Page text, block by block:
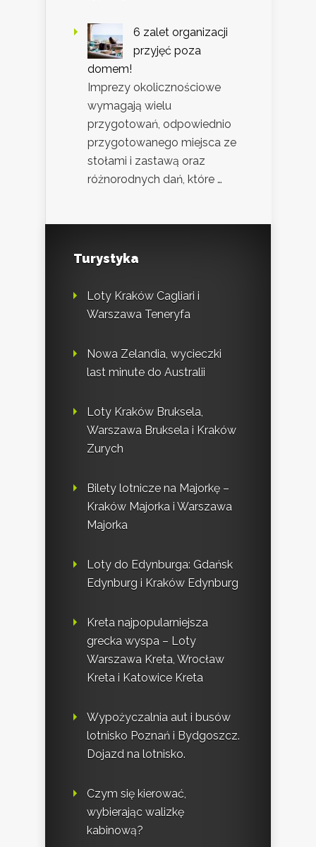
6 zalet organizacji
przyjęć poza
domem!
Imprezy okolicznościowe
wymagają wielu
przygotowań, odpowiednio
przygotowanego miejsca ze
stołami i zastawą oraz
różnorodnych dań, które …
Turystyka
Loty Kraków Cagliari i
Warszawa Teneryfa
Nowa Zelandia, wycieczki
last minute do Australii
Loty Kraków Bruksela,
Warszawa Bruksela i Kraków
Zurych
Bilety lotnicze na Majorkę –
Kraków Majorka i Warszawa
Majorka
Loty do Edynburga: Gdańsk
Edynburg i Kraków Edynburg
Kreta najpopularniejsza
grecka wyspa – Loty
Warszawa Kreta, Wrocław
Kreta i Katowice Kreta
Wypożyczalnia aut i busów
lotnisko Poznań i Bydgoszcz.
Dojazd na lotnisko.
Czym się kierować,
wybierając walizkę
kabinową?